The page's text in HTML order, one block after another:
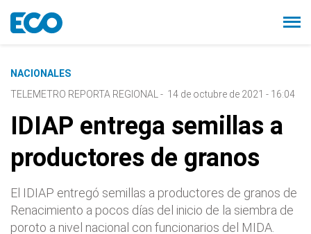
NACIONALES
TELEMETRO REPORTA REGIONAL
- 14 de octubre de 2021 - 16:04
IDIAP entrega semillas a
productores de granos
El IDIAP entregó semillas a productores de granos de
Renacimiento a pocos días del inicio de la siembra de
poroto a nivel nacional con funcionarios del MIDA.